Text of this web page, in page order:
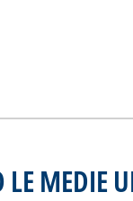
MEDIE